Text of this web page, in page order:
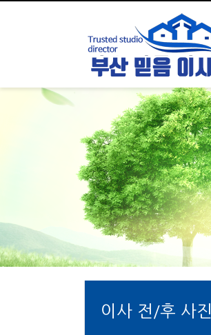
이사 전/후 사진